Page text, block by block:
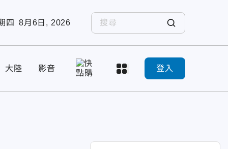
四 8月6日, 2026
大陸 影音 登入